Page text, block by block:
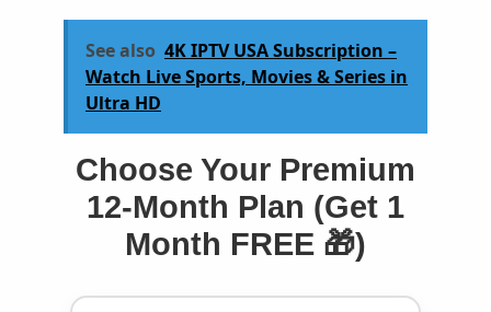
See also 4K IPTV USA Subscription –
Watch Live Sports, Movies & Series in
Ultra HD
Choose Your Premium
12-Month Plan (Get 1
Month FREE 🎁)